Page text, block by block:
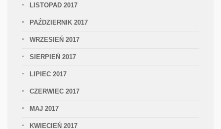
LISTOPAD 2017
PAŹDZIERNIK 2017
WRZESIEŃ 2017
SIERPIEŃ 2017
LIPIEC 2017
CZERWIEC 2017
MAJ 2017
KWIECIEŃ 2017